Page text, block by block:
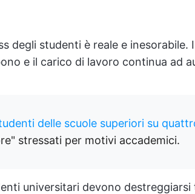
degli studenti è reale e
e il carico di lavoro continua ad
delle scuole superiori su
stressati per motivi accademici.
universitari devono